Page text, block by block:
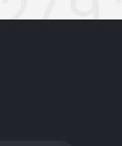
SVĚTLÝ/TMAVÝ REŽIM